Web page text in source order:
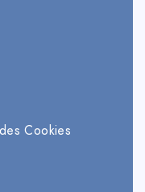
Cookies